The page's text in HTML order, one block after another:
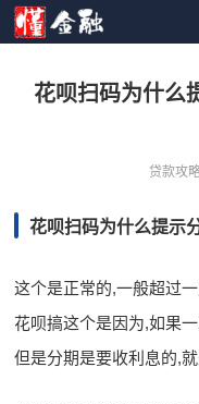
花呗扫码为什么
贷款攻
花呗扫码为什么提示
这个是正常的,一般超过
花呗搞这个是因为,如果
但是分期是要收利息的,